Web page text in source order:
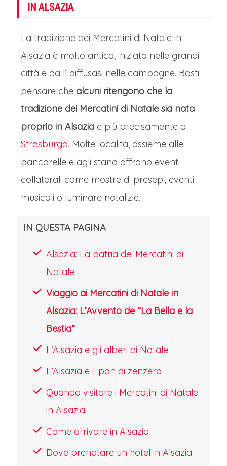
DELL’ALSAZIA
Strasburgo, capitale dell'Alsazia e sede
del Parlamento Europeo, è una città
ricca di storia e cultura. Il suo centro
UNESCO e vanta la maestosa
Cattedrale di Notre-Dame. Strasburgo
è famosa per i suoi mercatini di Natale,
tra i più antichi d'Europa, risalenti al
tra Place Broglie e la Cattedrale,
natalizie e specialità alsaziane.
L'atmosfera è resa magica dalle luci
scintillanti, l'albero gigante in Place
Kléber e le melodie natalizie, rendendo
Strasburgo la vera "Capitale del
Natale".
Strasburgo incarna il dialogo tra due
la Cattedrale di arenaria rosa svetta
come un merletto di pietra, mentre le
IN ALSAZIA
La tradizione dei Mercatini di Natale in
Alsazia è molto antica, iniziata nelle grandi
città e da lì diffusasi nelle campagne. Basti
pensare che alcuni ritengono che la
tradizione dei Mercatini di Natale sia nata
proprio in Alsazia e più precisamente a
Strasburgo. Molte località, assieme alle
bancarelle e agli stand offrono eventi
collaterali come mostre di presepi, eventi
musicali o luminare natalizie.
IN QUESTA PAGINA
Alsazia: La patria dei Mercatini di
Natale
Viaggio ai Mercatini di Natale in
Alsazia: L’Avvento de “La Bella e la
Bestia”
L’Alsazia e gli alberi di Natale
L’Alsazia e il pan di zenzero
Quando visitare i Mercatini di Natale
in Alsazia
Come arrivare in Alsazia
Dove prenotare un hotel in Alsazia